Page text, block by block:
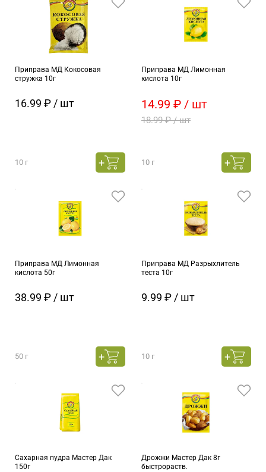
Приправа МД Кокосовая
стружка 10г
16.99 ₽ / шт
10 г
Приправа МД Лимонная
кислота 10г
14.99 ₽ / шт
18.99 ₽ / шт
10 г
Приправа МД Лимонная
кислота 50г
38.99 ₽ / шт
50 г
Приправа МД Разрыхлитель
теста 10г
9.99 ₽ / шт
10 г
Сахарная пудра Мастер Дак
150г
Дрожжи Мастер Дак 8г
быстрораств.